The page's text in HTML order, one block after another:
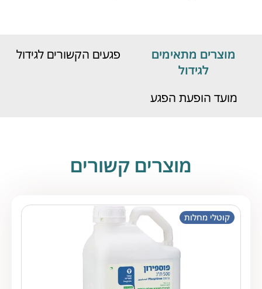
מוצרים מתאימים
לגידול
פגעים הקשורים לגידול
מועד הופעת הפגע
מוצרים קשורים
קוטלי מחלות